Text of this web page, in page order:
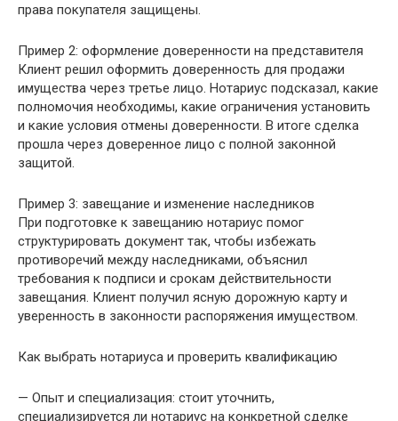
права покупателя защищены.
Пример 2: оформление доверенности на представителя
Клиент решил оформить доверенность для продажи
имущества через третье лицо. Нотариус подсказал, какие
полномочия необходимы, какие ограничения установить
и какие условия отмены доверенности. В итоге сделка
прошла через доверенное лицо с полной законной
защитой.
Пример 3: завещание и изменение наследников
При подготовке к завещанию нотариус помог
структурировать документ так, чтобы избежать
противоречий между наследниками, объяснил
требования к подписи и срокам действительности
завещания. Клиент получил ясную дорожную карту и
уверенность в законности распоряжения имуществом.
Как выбрать нотариуса и проверить квалификацию
— Опыт и специализация: стоит уточнить,
специализируется ли нотариус на конкретной сделке